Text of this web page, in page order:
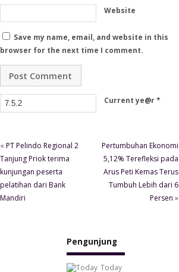
Website
Save my name, email, and website in this
browser for the next time I comment.
Current ye@r*
« PT Pelindo Regional 2
Tanjung Priok terima
kunjungan peserta
pelatihan dari Bank
Mandiri
Pertumbuhan Ekonomi
5,12% Terefleksi pada
Arus Peti Kemas Terus
Tumbuh Lebih dari 6
Persen »
Pengunjung
Today